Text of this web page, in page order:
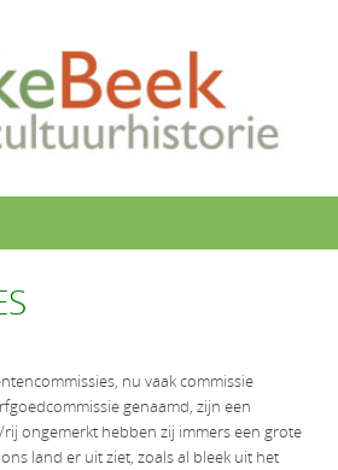
nu vaak commissie
genaamd, zijn een
ongemerkt hebben zij immers een grote
land er uit ziet, zoals al bleek uit het